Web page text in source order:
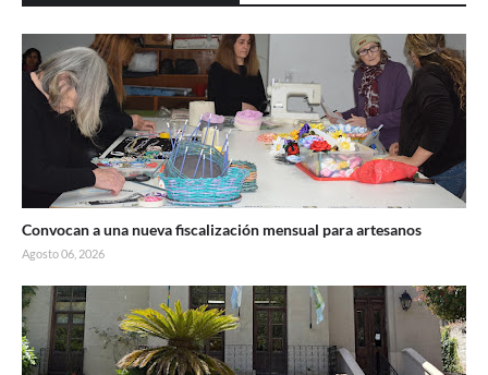
Convocan a una nueva fiscalización mensual para artesanos
Agosto 06, 2026